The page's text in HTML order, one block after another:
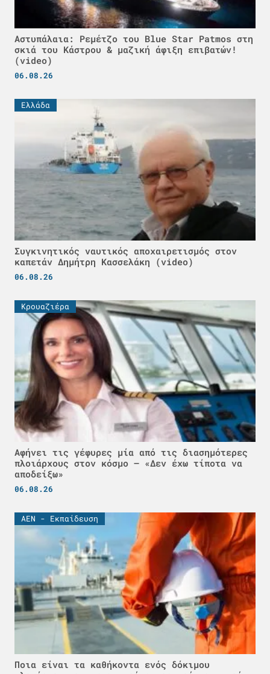
Αστυπάλαια: Ρεμέτζο του Blue Star Patmos στη
σκιά του Κάστρου & μαζική άφιξη επιβατών!
(video)
06.08.26
Ελλάδα
Συγκινητικός ναυτικός αποχαιρετισμός στον
καπετάν Δημήτρη Κασσελάκη (video)
06.08.26
Κρουαζιέρα
Αφήνει τις γέφυρες μία από τις διασημότερες
πλοιάρχους στον κόσμο – «Δεν έχω τίποτα να
αποδείξω»
06.08.26
ΑΕΝ - Εκπαίδευση
Ποια είναι τα καθήκοντα ενός δόκιμου